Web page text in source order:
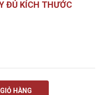
ĐỦ KÍCH THƯỚC
HÀNG